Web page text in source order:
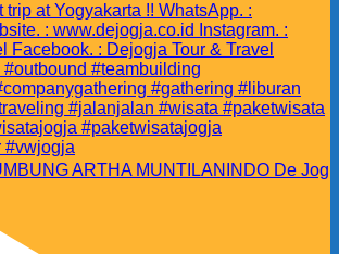
ARTHA MUNTILANINDO De Jog